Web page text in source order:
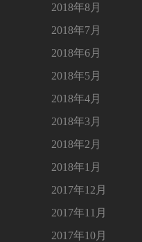
2018年8月
2018年7月
2018年6月
2018年5月
2018年4月
2018年3月
2018年2月
2018年1月
2017年12月
2017年11月
2017年10月